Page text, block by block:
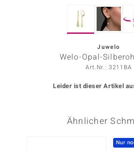
Juwelo
Welo-Opal-
Art.Nr.: 3211BA
Leider ist dieser Artikel
Ähnlicher
Nur